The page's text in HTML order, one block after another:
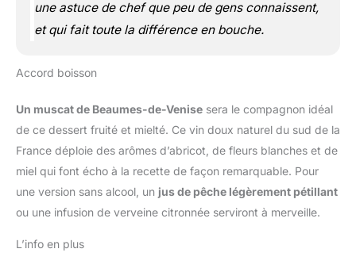
une astuce de chef que peu de gens connaissent,
et qui fait toute la différence en bouche.
Accord boisson
Un muscat de Beaumes-de-Venise sera le compagnon idéal
de ce dessert fruité et mielté. Ce vin doux naturel du sud de la
France déploie des arômes d’abricot, de fleurs blanches et de
miel qui font écho à la recette de façon remarquable. Pour
une version sans alcool, un jus de pêche légèrement pétillant
ou une infusion de verveine citronnée serviront à merveille.
L’info en plus